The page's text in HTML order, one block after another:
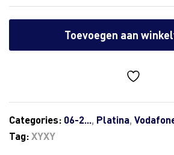
Toevoegen aan
Categories: 06-2..., Platina,
Tag:XYXY